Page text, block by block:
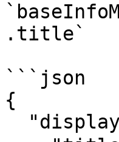
.title`
```json
{